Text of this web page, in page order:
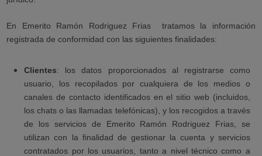
En Emerito Ramón Rodriguez Frias
tratamos la información
registrada de conformidad con las siguientes finalidades:
Clientes: los datos proporcionados al registrarse como
usuario, los recopilados por cualquiera de los medios o
canales de contacto identificados en el sitio web (incluidos,
los chats o las llamadas telefónicas), y los recogidos a través
de los servicios de Emerito Ramón Rodriguez Frias, se
utilizan con la finalidad de gestionar la cuenta y servicios
contratados por los usuarios, tanto a nivel técnico como a